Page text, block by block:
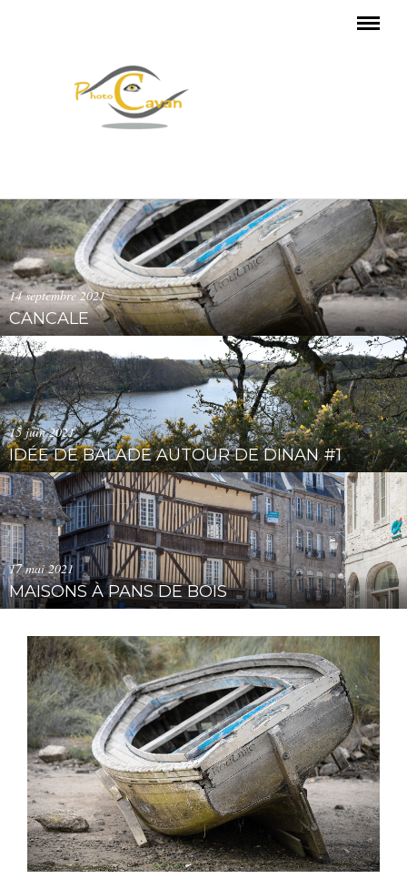
14 septembre 2021
CANCALE
15 juin 2021
IDÉE DE BALADE AUTOUR DE DINAN #1
17 mai 2021
MAISONS À PANS DE BOIS